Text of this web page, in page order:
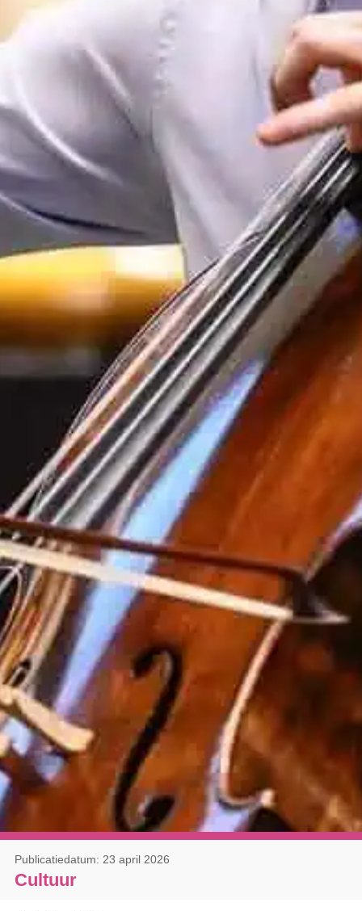
Cultuur
Publicatiedatum: 23 april 2026